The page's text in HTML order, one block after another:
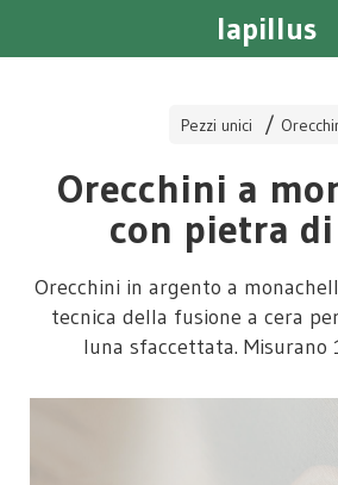
lapillus
Pezzi unici
Orecchini a
con pietra
Orecchini in argento a
tecnica della fusione a cera
luna sfaccettata. Misurano